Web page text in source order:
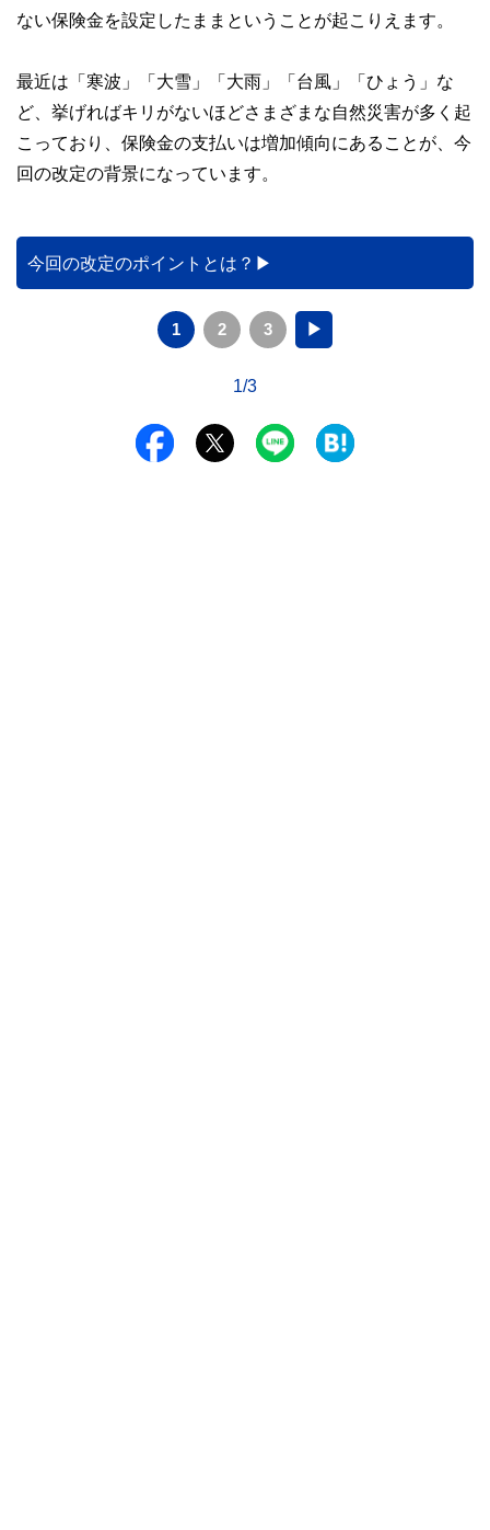
ない保険金を設定したままということが起こりえます。
最近は「寒波」「大雪」「大雨」「台風」「ひょう」な
ど、挙げればキリがないほどさまざまな自然災害が多く起
こっており、保険金の支払いは増加傾向にあることが、今
回の改定の背景になっています。
今回の改定のポイントとは？
1 2 3 ▶
1/3